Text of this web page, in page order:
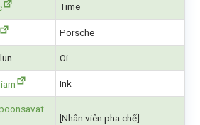
Time
Porsche
Oi
Ink
[Nhân viên pha chế]